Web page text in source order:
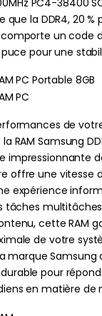
que la DDR4, 20
un code
puce pour une
de
RAM Samsung
impressionnante
offre une vitesse
expérience
tâches
cette RAM
de votre
marque Samsung
pour
en matière de